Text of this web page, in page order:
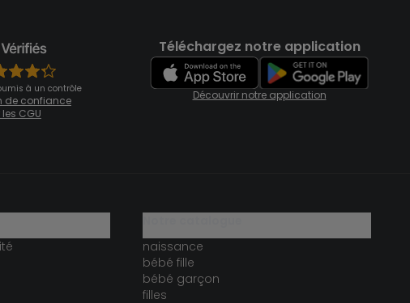
à un contrôle
de confiance
CGU
Téléchargez notre application
Découvrir notre application
naissance
bébé fille
bébé garçon
filles